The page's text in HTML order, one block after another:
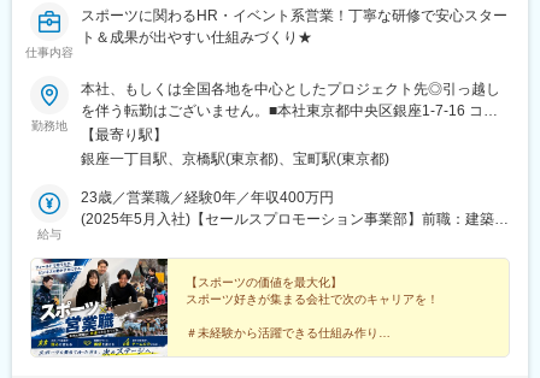
仕事内容
スポーツに関わるHR・イベント系営業！丁寧な研修で安心スター
ト＆成果が出やすい仕組みづくり★
勤務地
本社、もしくは全国各地を中心としたプロジェクト先◎引っ越し
を伴う転勤はございません。■本社東京都中央区銀座1‐7‐16 コミ
ット銀座ビル4F＜アクセス＞東京メトロ有楽町線「銀座一丁目
駅」より徒歩1分※配属先は希望を考慮して決定します。双方が納
りませんので、ご安心ください！
【最寄り駅】
銀座一丁目駅、京橋駅(東京都)、宝町駅(東京都)
給与
23歳／営業職／経験0年／年収400万円
(2025年5月入社)【セールスプロモーション事業部】前職：建築業
【スポーツの価値を最大化】
スポーツ好きが集まる会社で次のキャリアを！
＃未経験から活躍できる仕組み作り